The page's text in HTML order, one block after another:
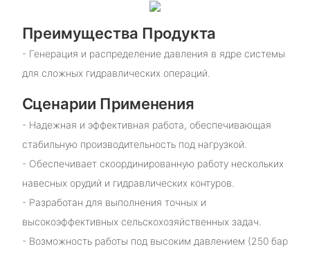
Преимущества Продукта
- Генерация и распределение давления в ядре системы
для сложных гидравлических операций.
Сценарии Применения
- Надежная и эффективная работа, обеспечивающая
стабильную производительность под нагрузкой.
- Обеспечивает скоординированную работу нескольких
навесных орудий и гидравлических контуров.
- Разработан для выполнения точных и
высокоэффективных сельскохозяйственных задач.
- Возможность работы под высоким давлением (250 бар